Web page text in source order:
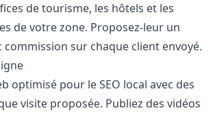
de tourisme, les hôtels et les
de votre zone. Proposez-leur un
commission sur chaque client envoyé.
optimisé pour le SEO local avec des
visite proposée. Publiez des vidéos